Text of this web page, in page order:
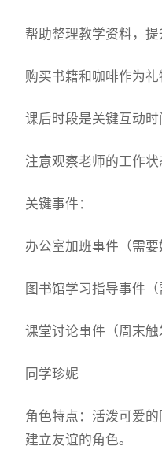
帮助整理教学资料，提
购买书籍和咖啡作为礼
课后时段是关键互动时
注意观察老师的工作
关键事件：
办公室加班事件（需要
图书馆学习指导事件（
课堂讨论事件（周末触
同学珍妮
角色特点：活泼可爱
建立友谊的角色。